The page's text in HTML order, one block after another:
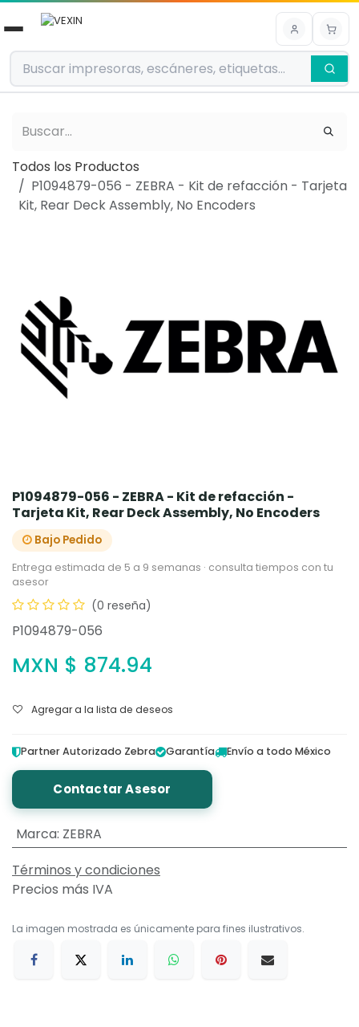
Ir al contenido
Todos los Productos
P1094879-056 - ZEBRA - Kit de refacción - Tarjeta
Kit, Rear Deck Assembly, No Encoders
P1094879-056 - ZEBRA - Kit de refacción -
Tarjeta Kit, Rear Deck Assembly, No Encoders
Bajo Pedido
Entrega estimada de 5 a 9 semanas · consulta tiempos con tu
asesor
(0 reseña)
P1094879-056
MXN $ 874.94
Agregar a la lista de deseos
Partner Autorizado Zebra Garantía Envío a todo México
Contactar Asesor
Marca: ZEBRA
Términos y condiciones
Precios más IVA
La imagen mostrada es únicamente para fines ilustrativos.